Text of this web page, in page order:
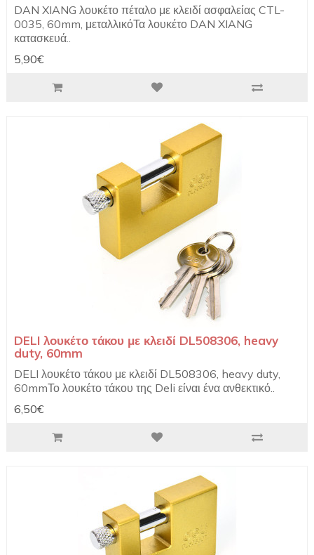
DAN XIANG λουκέτο πέταλο με κλειδί ασφαλείας CTL-
0035, 60mm, μεταλλικόΤα λουκέτο DAN XIANG
κατασκευά..
5,90€
DELI λουκέτο τάκου με κλειδί DL508306, heavy
duty, 60mm
DELI λουκέτο τάκου με κλειδί DL508306, heavy duty,
60mmΤο λουκέτο τάκου της Deli είναι ένα ανθεκτικό..
6,50€